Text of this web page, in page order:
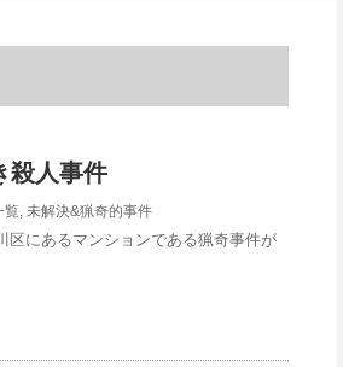
殺人事件
覧, 未解決&猟奇的事件
区にあるマンションである猟奇事件が